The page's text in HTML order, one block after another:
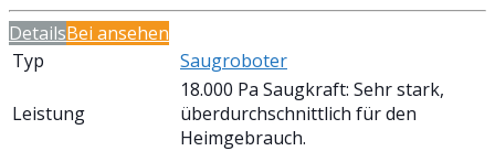
DetailsBei ansehen
Typ
Saugroboter
Leistung
18.000 Pa Saugkraft: Sehr stark,
überdurchschnittlich für den
Heimgebrauch.